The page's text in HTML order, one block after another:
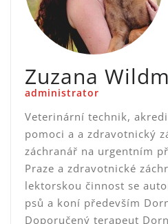
Zuzana
administrator
Veterinární technik,
pomoci a a zdravotnický
záchranář na urgentním
Praze a zdravotnické
lektorskou činnost se
psů a koní především
Doporučený terapeut